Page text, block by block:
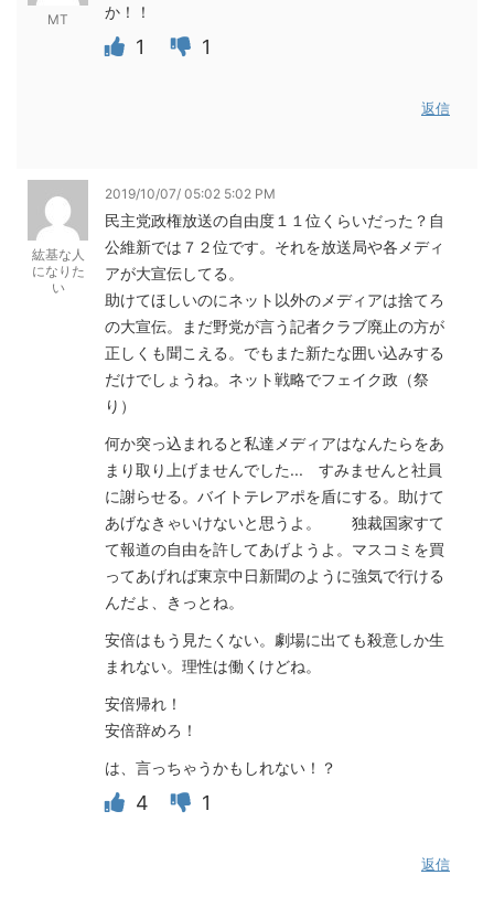
MT
か！！
1 1
返信
紘基な人
になりた
い
2019/10/07/ 05:02 5:02 PM
民主党政権放送の自由度１１位くらいだった？自
公維新では７２位です。それを放送局や各メディ
アが大宣伝してる。
助けてほしいのにネット以外のメディアは捨てろ
の大宣伝。まだ野党が言う記者クラブ廃止の方が
正しくも聞こえる。でもまた新たな囲い込みする
だけでしょうね。ネット戦略でフェイク政（祭
り）
何か突っ込まれると私達メディアはなんたらをあ
まり取り上げませんでした... すみませんと社員
に謝らせる。バイトテレアポを盾にする。助けて
あげなきゃいけないと思うよ。 独裁国家すて
て報道の自由を許してあげようよ。マスコミを買
ってあげれば東京中日新聞のように強気で行ける
んだよ、きっとね。
安倍はもう見たくない。劇場に出ても殺意しか生
まれない。理性は働くけどね。
安倍帰れ！
安倍辞めろ！
は、言っちゃうかもしれない！？
4 1
返信